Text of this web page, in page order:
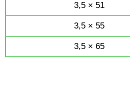
3,5 × 51
3,5 × 55
3,5 × 65